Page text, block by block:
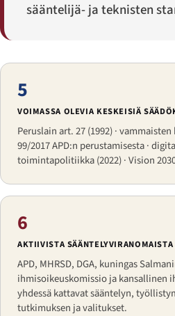
sääntelijä- ja teknisten
5
VOIMASSA OLEVIA KESKEISIÄ
Peruslain art. 27 (1992) ·
99/2017 APD:n perustamisesta ·
toimintapolitiikka (2022) · Vision
6
AKTIIVISTA
APD, MHRSD, DGA, kuningas
ihmisoikeuskomissio ja kansallinen
yhdessä kattavat sääntelyn,
tutkimuksen ja valitukset.